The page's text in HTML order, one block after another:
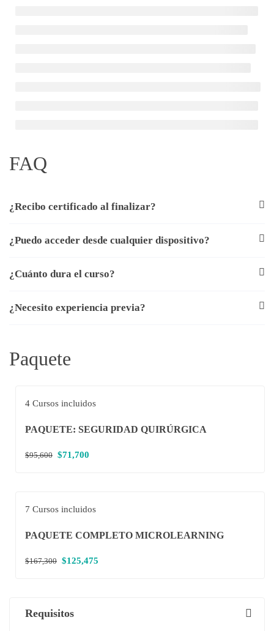
FAQ
¿Recibo certificado al finalizar?
¿Puedo acceder desde cualquier dispositivo?
¿Cuánto dura el curso?
¿Necesito experiencia previa?
Paquete
4 Cursos incluidos
PAQUETE: SEGURIDAD QUIRÚRGICA
$95,600 $71,700
7 Cursos incluidos
PAQUETE COMPLETO MICROLEARNING
$167,300 $125,475
Requisitos